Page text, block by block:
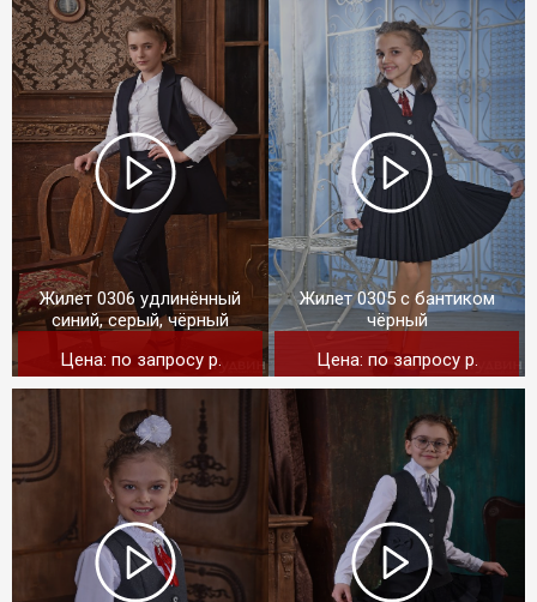
Жилет 0306 удлинённый
синий, серый, чёрный
Цена: по запросу p.
Жилет 0305 с бантиком
чёрный
Цена: по запросу p.